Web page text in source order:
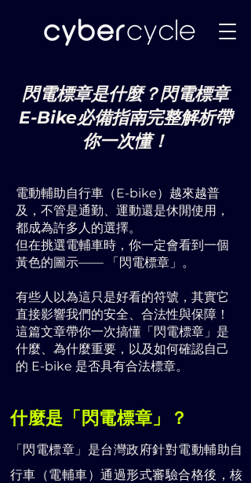
閃電標章是什麼？閃電標章
E-Bike必備指南完整解析帶
你一次懂！
電動輔助自行車（E-bike）越來越普
及，不管是通勤、運動還是休閒使用，
都成為許多人的選擇。
但在挑選電輔車時，你一定會看到一個
黃色的圖示—— 「閃電標章」。
有些人以為這只是好看的符號，其實它
直接影響我們的安全、合法性與保障！
這篇文章帶你一次搞懂「閃電標章」是
什麼、為什麼重要，以及如何確認自己
的 E-bike 是否具有合法標章。
什麼是「閃電標章」？
「閃電標章」是台灣政府針對電動輔助自
行車（電輔車）通過形式審驗合格後，核